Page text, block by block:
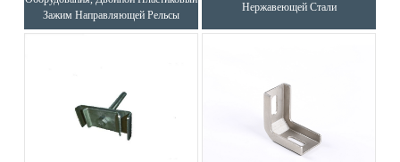
Зажим Направляющей Рельсы
Нержавеющей Стали